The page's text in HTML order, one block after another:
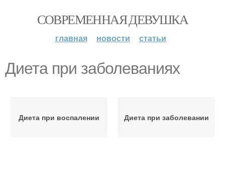
СОВРЕМЕННАЯ ДЕВУШКА
главная новости статьи
Диета при заболеваниях
Диета при воспалении Диета при заболевании